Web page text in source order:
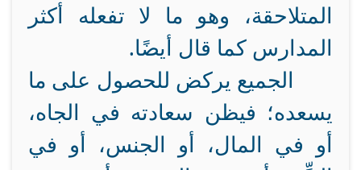
المتلاحقة، وهو ما لا تفعله أكثر
المدارس كما قال أيضًا.
الجميع يركض للحصول على ما
يسعده؛ فيظن سعادته في الجاه،
أو في المال، أو الجنس، أو في